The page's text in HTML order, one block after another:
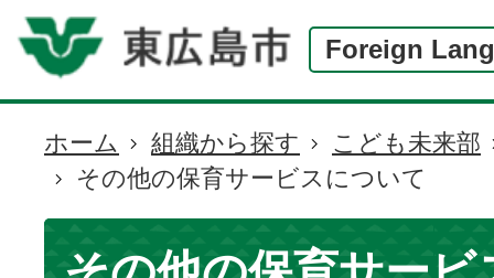
Foreign
現
在
の
ホーム 組織から探す
こども未来部
その他の保育サービスについて